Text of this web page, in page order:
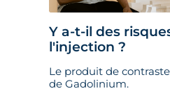
Y a-t-il des
l'injection ?
Le produit de
de Gadolinium.